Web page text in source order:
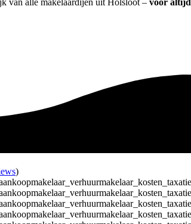
van alle makelaardijen uit Holsloot – voor altijd
)